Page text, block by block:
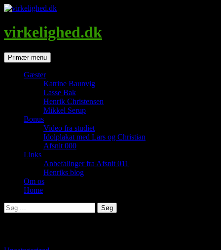
Hop
indhold
virkelighed.dk
SøgPrimær menu
Gæster
Katrine Baunvig
Lasse Bak
Henrik Christensen
Mikkel Serup
Bonus
Video fra studiet
Idolplakat med Lars og Christian
Afsnit 000
Links
Anbefalinger fra Afsnit 011
Henriks blog
Om os
Home
Søg
efter: